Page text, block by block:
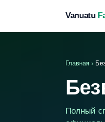
Vanuatu
Главная ›
Полный